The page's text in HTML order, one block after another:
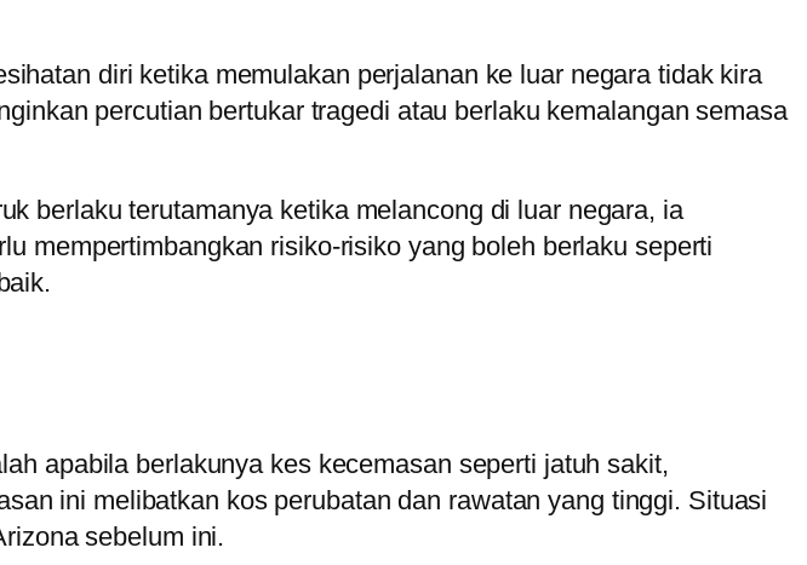
diri ketika memulakan perjalanan ke luar negara tidak kira
percutian bertukar tragedi atau berlaku kemalangan semasa
berlaku terutamanya ketika melancong di luar negara, ia
mempertimbangkan risiko-risiko yang boleh berlaku seperti
apabila berlakunya kes kecemasan seperti jatuh sakit,
ini melibatkan kos perubatan dan rawatan yang tinggi. Situasi
sebelum ini.